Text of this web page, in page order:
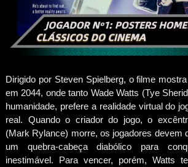
Dirigido por Steven Spielberg, o filme
em 2044, onde tanto Wade Watts (Tye
humanidade, prefere a realidade virtual do
real. Quando o criador do jogo, o
(Mark Rylance) morre, os jogadores devem
um quebra-cabeça diabólico para
inestimável. Para vencer, porém, Watts